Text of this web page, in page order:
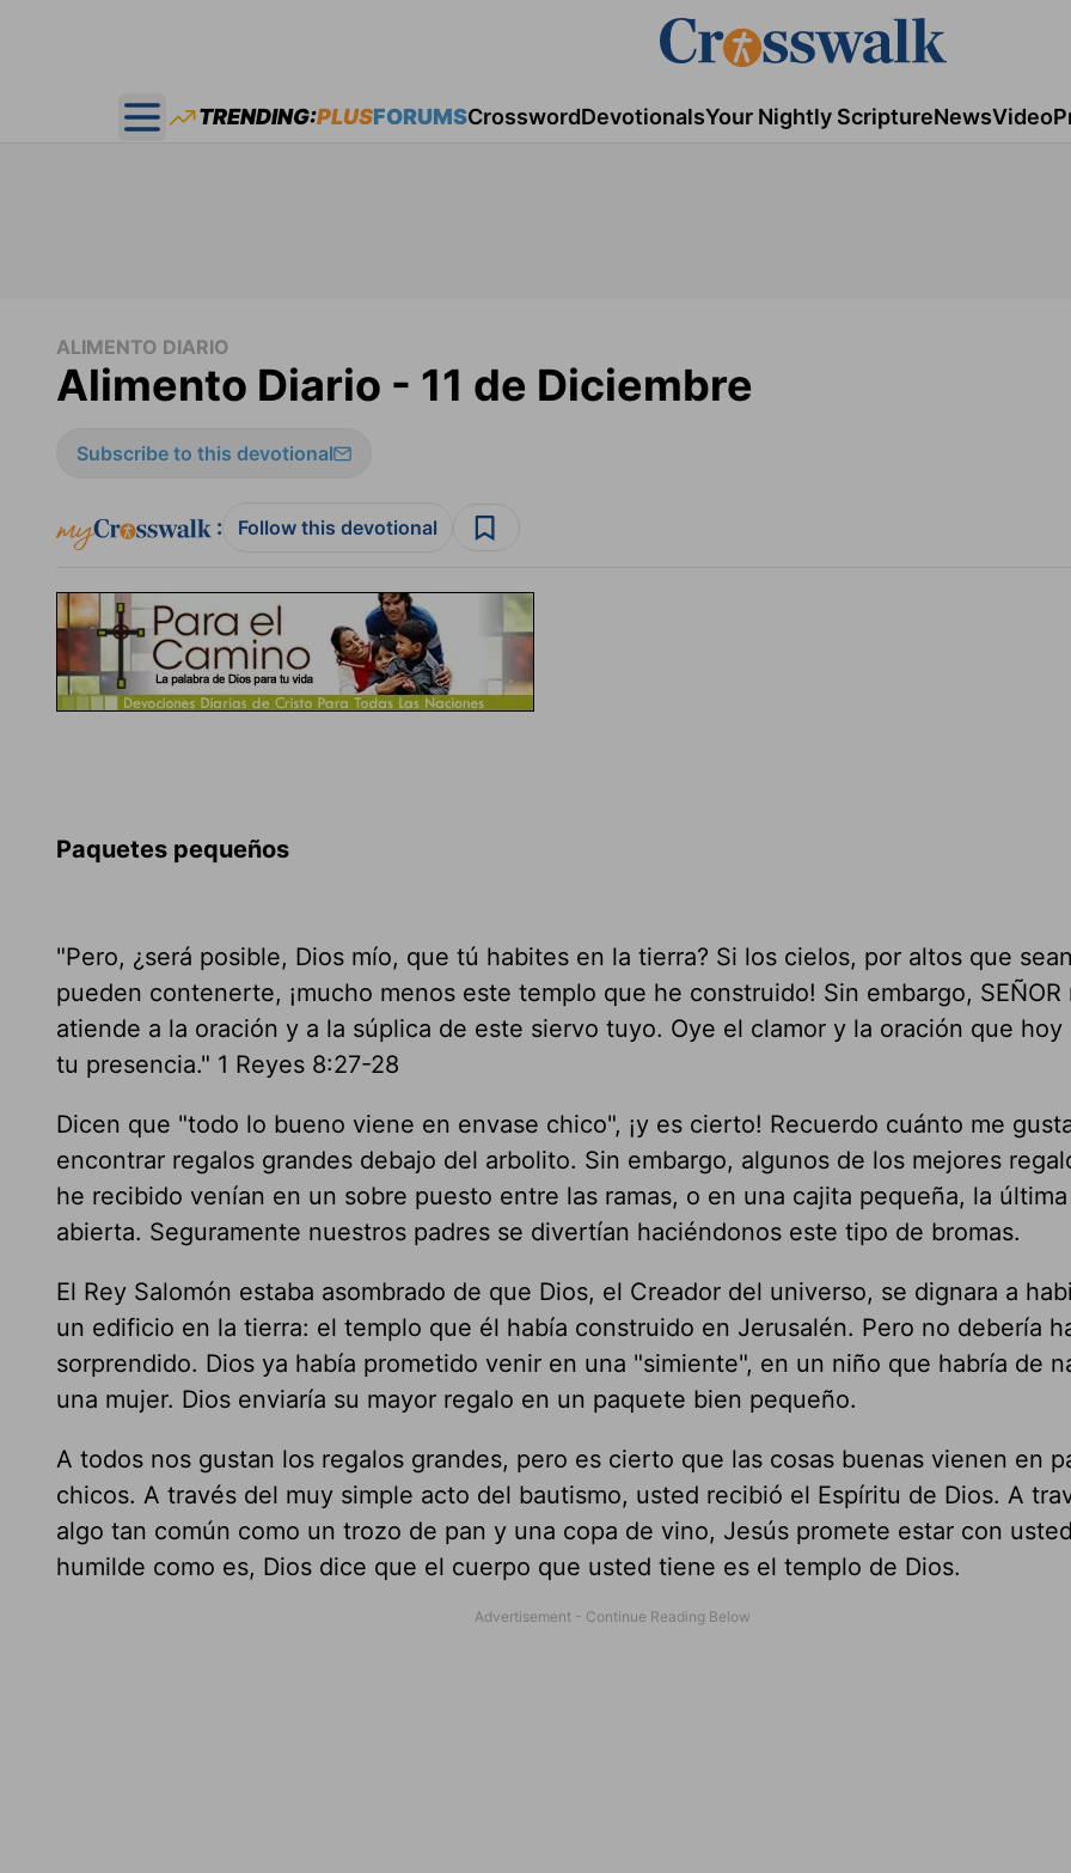
Open main menu
TRENDING:PLUSFORUMSCrosswordDevotionalsYour Nightly ScriptureNewsVideo
ALIMENTO DIARIO
Alimento Diario - 11 de Diciembre
Subscribe to this devotional
: Follow this devotional
Paquetes pequeños
"Pero, ¿será posible, Dios mío, que tú habites en la tierra? Si los cielos, por altos que
pueden contenerte, ¡mucho menos este templo que he construido! Sin embargo, SEÑOR
atiende a la oración y a la súplica de este siervo tuyo. Oye el clamor y la oración que
tu presencia." 1 Reyes 8:27-28
Dicen que "todo lo bueno viene en envase chico", ¡y es cierto! Recuerdo cuánto me
encontrar regalos grandes debajo del arbolito. Sin embargo, algunos de los mejores
he recibido venían en un sobre puesto entre las ramas, o en una cajita pequeña, la
abierta. Seguramente nuestros padres se divertían haciéndonos este tipo de bromas.
El Rey Salomón estaba asombrado de que Dios, el Creador del universo, se dignara a
un edificio en la tierra: el templo que él había construido en Jerusalén. Pero no debería
sorprendido. Dios ya había prometido venir en una "simiente", en un niño que habría de
una mujer. Dios enviaría su mayor regalo en un paquete bien pequeño.
A todos nos gustan los regalos grandes, pero es cierto que las cosas buenas vienen en
chicos. A través del muy simple acto del bautismo, usted recibió el Espíritu de Dios. A
algo tan común como un trozo de pan y una copa de vino, Jesús promete estar con
humilde como es, Dios dice que el cuerpo que usted tiene es el templo de Dios.